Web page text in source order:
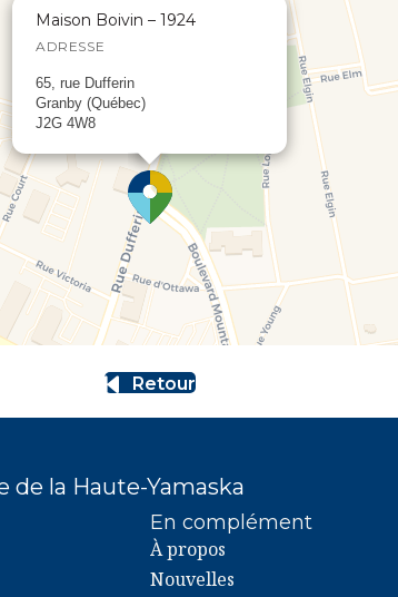
Maison Boivin – 1924
ADRESSE
65, rue Dufferin
Granby (Québec)
J2G 4W8
Retour
de la Haute-Yamaska
En complément
À propos
Nouvelles